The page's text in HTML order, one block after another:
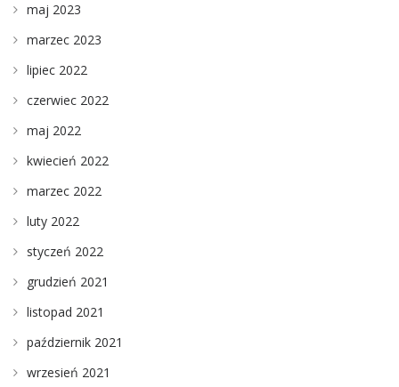
maj 2023
marzec 2023
lipiec 2022
czerwiec 2022
maj 2022
kwiecień 2022
marzec 2022
luty 2022
styczeń 2022
grudzień 2021
listopad 2021
październik 2021
wrzesień 2021